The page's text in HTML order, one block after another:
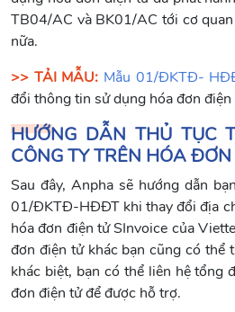
TB04/AC và BK01/AC tới cơ
nữa.
>> TẢI MẪU: Mẫu 01/ĐKTĐ-
đổi thông tin sử dụng hóa đơn điện
HƯỚNG DẪN THỦ TỤC
CÔNG TY TRÊN HÓA
Sau đây, Anpha sẽ hướng dẫn
01/ĐKTĐ-HĐĐT khi thay đổi địa
hóa đơn điện tử SInvoice của
đơn điện tử khác bạn cũng có thể
khác biệt, bạn có thể liên hệ tổng
đơn điện tử để được hỗ trợ.